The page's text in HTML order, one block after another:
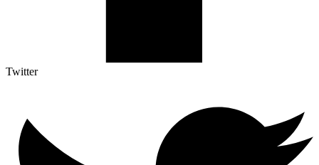
Twitter